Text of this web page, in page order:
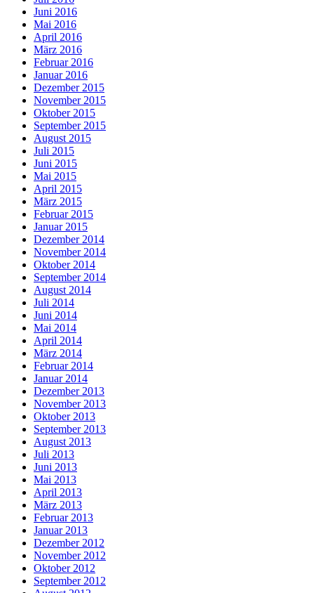
Juni 2016
Mai 2016
April 2016
März 2016
Februar 2016
Januar 2016
Dezember 2015
November 2015
Oktober 2015
September 2015
August 2015
Juli 2015
Juni 2015
Mai 2015
April 2015
März 2015
Februar 2015
Januar 2015
Dezember 2014
November 2014
Oktober 2014
September 2014
August 2014
Juli 2014
Juni 2014
Mai 2014
April 2014
März 2014
Februar 2014
Januar 2014
Dezember 2013
November 2013
Oktober 2013
September 2013
August 2013
Juli 2013
Juni 2013
Mai 2013
April 2013
März 2013
Februar 2013
Januar 2013
Dezember 2012
November 2012
Oktober 2012
September 2012